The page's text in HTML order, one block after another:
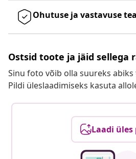
Ohutuse ja vastavuse
Ostsid toote ja jäid sellega
Sinu foto võib olla suureks
Pildi üleslaadimiseks kasuta
Laadi